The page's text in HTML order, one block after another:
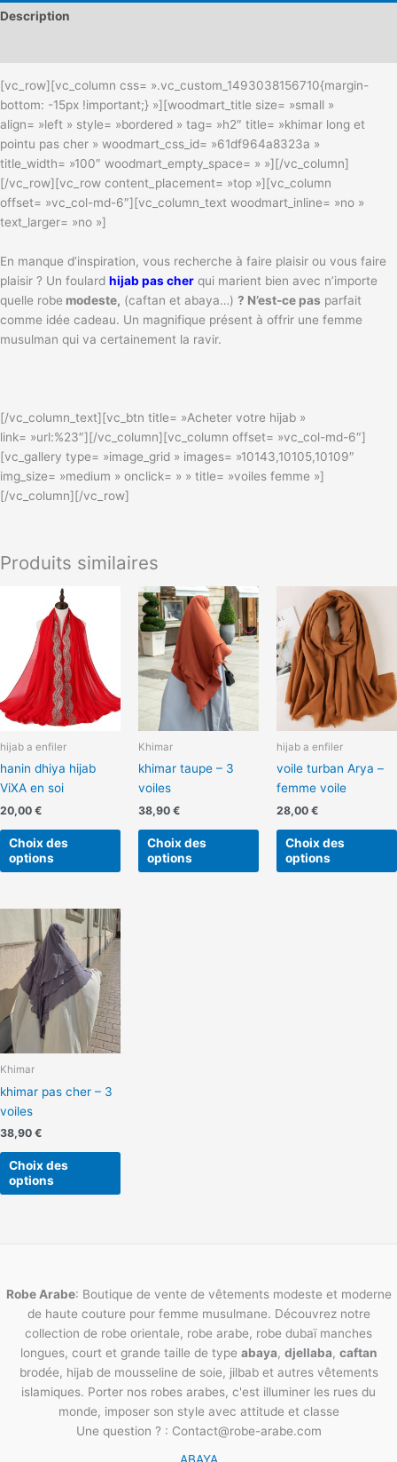
Description
[vc_row][vc_column css= ».vc_custom_1493038156710{margin-
bottom: -15px !important;} »][woodmart_title size= »small »
align= »left » style= »bordered » tag= »h2″ title= »khimar long et
pointu pas cher » woodmart_css_id= »61df964a8323a »
title_width= »100″ woodmart_empty_space= » »][/vc_column]
[/vc_row][vc_row content_placement= »top »][vc_column
offset= »vc_col-md-6″][vc_column_text woodmart_inline= »no »
text_larger= »no »]
En manque d’inspiration, vous recherche à faire plaisir ou vous faire
plaisir ? Un foulard hijab pas cher qui marient bien avec n’importe
quelle robe modeste, (caftan et abaya…) ? N’est-ce pas parfait
comme idée cadeau. Un magnifique présent à offrir une femme
musulman qui va certainement la ravir.
[/vc_column_text][vc_btn title= »Acheter votre hijab »
link= »url:%23″][/vc_column][vc_column offset= »vc_col-md-6″]
[vc_gallery type= »image_grid » images= »10143,10105,10109″
img_size= »medium » onclick= » » title= »voiles femme »]
[/vc_column][/vc_row]
Produits similaires
hijab a enfiler
hanin dhiya hijab
ViXA en soi
20,00 €
Choix des
options
produit
plusieurs
variations.
options
peuvent
être
choisies
page
produit
Khimar
khimar taupe – 3
voiles
38,90 €
Choix des
options
Ce
produit
a
plusieurs
variations.
options
peuvent
être
choisies
page
produit
hijab a enfiler
voile turban Arya –
femme voile
28,00 €
Choix des
options
Khimar
khimar pas cher – 3
voiles
38,90 €
Choix des
options
Ce
produit
variations.
Les
options
peuvent
page
produit
Robe Arabe: Boutique de vente de vêtements modeste et moderne
de haute couture pour femme musulmane. Découvrez notre
collection de robe orientale, robe arabe, robe dubaï manches
longues, court et grande taille de type abaya, djellaba, caftan
brodée, hijab de mousseline de soie, jilbab et autres vêtements
islamiques. Porter nos robes arabes, c'est illuminer les rues du
monde, imposer son style avec attitude et classe
Une question ? : Contact@robe-arabe.com
ABAYA